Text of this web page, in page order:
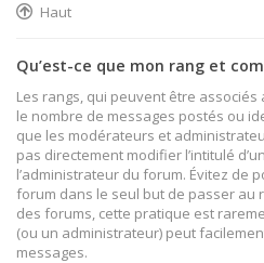
Haut
Qu’est-ce que mon rang et
Les rangs, qui peuvent être
le nombre de messages postés ou
que les modérateurs et
pas directement modifier l’intitulé
l’administrateur du forum. Évitez de
forum dans le seul but de passer au
des forums, cette pratique est
(ou un administrateur) peut
messages.